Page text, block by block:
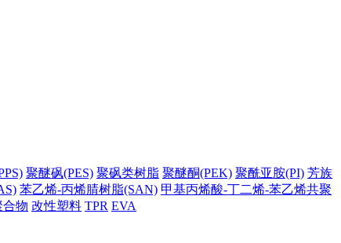
聚醚砜(PES) 聚砜类树脂 聚醚酮(PEK) 聚酰亚胺(PI) 芳族
苯乙烯-丙烯腈树脂(SAN) 甲基丙烯酸-丁二烯-苯乙烯共聚
合物 改性塑料 TPR EVA